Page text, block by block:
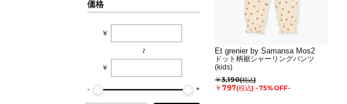
価格
￥
~
￥
Et grenier by Samansa Mos2
ドット柄裾シャーリングパンツ
(kids)
￥3,190(税込)
￥797(税込) -75%OFF-